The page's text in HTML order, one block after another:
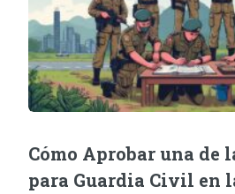
Cómo Aprobar una de
para Guardia Civil en